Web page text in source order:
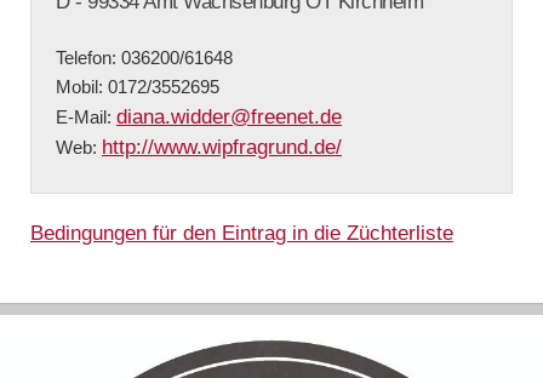
Telefon: 036200/61648
Mobil: 0172/3552695
E-Mail: diana.widder@freenet.de
Web: http://www.wipfragrund.de/
Bedingungen für den Eintrag in die Züchterliste